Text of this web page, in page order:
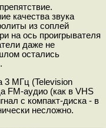
качества звука
из соплей
на ось проигрывателя
даже не
остались
3 МГц (Television
FM-аудио (как в VHS
с компакт-диска - в
несложно.